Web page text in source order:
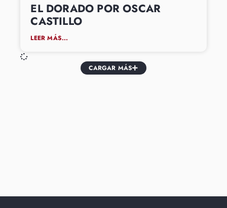
EL DORADO POR OSCAR
CASTILLO
LEER MÁS...
CARGAR MÁS